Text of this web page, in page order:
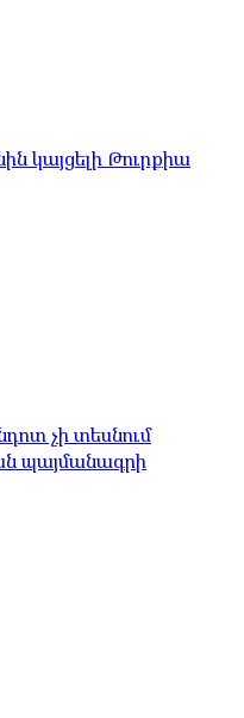
կայցելի Թուրքիա
չի տեսնում
պայմանագրի